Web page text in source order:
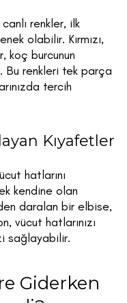
renkler, ilk
olabilir. Kırmızı,
koç burcunun
Bu renkleri tek parça
tercih
Kıyafetler
hatlarını
kendine olan
daralan bir elbise,
vücut hatlarınızı
sağlayabilir.
Giderken